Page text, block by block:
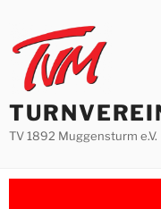
springen
TV 1892 Muggensturm e.V.